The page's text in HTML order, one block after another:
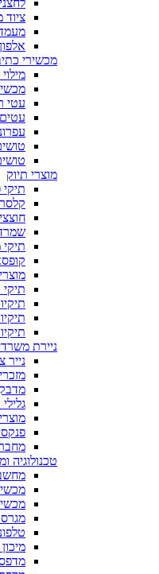
ציוד
מכשירי
עטי
מוצרי תיוק
תיקי
ניירת
נייר
טכנולוגיה